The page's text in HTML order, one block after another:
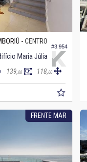
#3.954
- CENTRO
Maria Júlia
139,00 118,00
FRENTE MAR